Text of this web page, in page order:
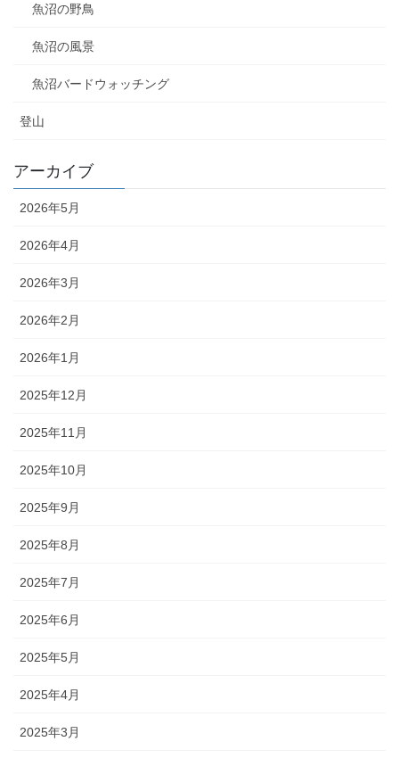
魚沼の野鳥
魚沼の風景
魚沼バードウォッチング
登山
アーカイブ
2026年5月
2026年4月
2026年3月
2026年2月
2026年1月
2025年12月
2025年11月
2025年10月
2025年9月
2025年8月
2025年7月
2025年6月
2025年5月
2025年4月
2025年3月